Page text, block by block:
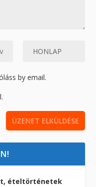
by email.
ételtörténetek